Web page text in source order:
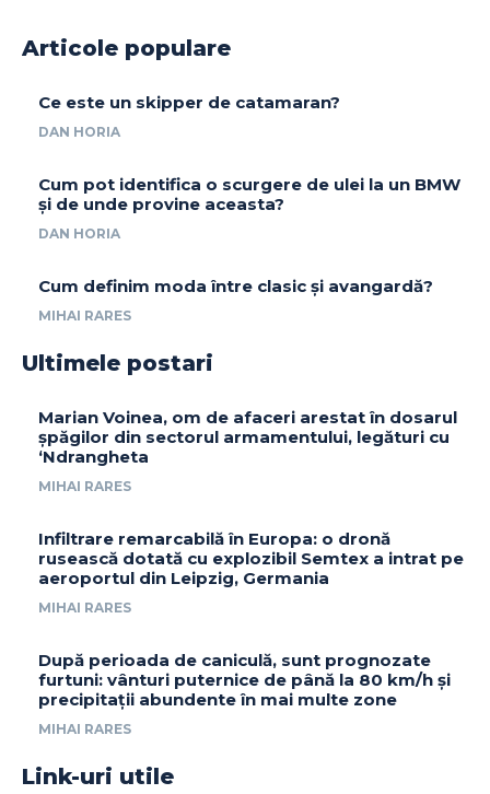
Articole populare
Ce este un skipper de catamaran?
DAN HORIA
Cum pot identifica o scurgere de ulei la un BMW
și de unde provine aceasta?
DAN HORIA
Cum definim moda între clasic și avangardă?
MIHAI RARES
Ultimele postari
Marian Voinea, om de afaceri arestat în dosarul
șpăgilor din sectorul armamentului, legături cu
‘Ndrangheta
MIHAI RARES
Infiltrare remarcabilă în Europa: o dronă
rusească dotată cu explozibil Semtex a intrat pe
aeroportul din Leipzig, Germania
MIHAI RARES
După perioada de caniculă, sunt prognozate
furtuni: vânturi puternice de până la 80 km/h și
precipitații abundente în mai multe zone
MIHAI RARES
Link-uri utile